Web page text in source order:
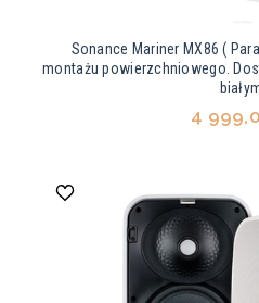
Sonance Mariner MX86 (
montażu powierzchniowego.
4